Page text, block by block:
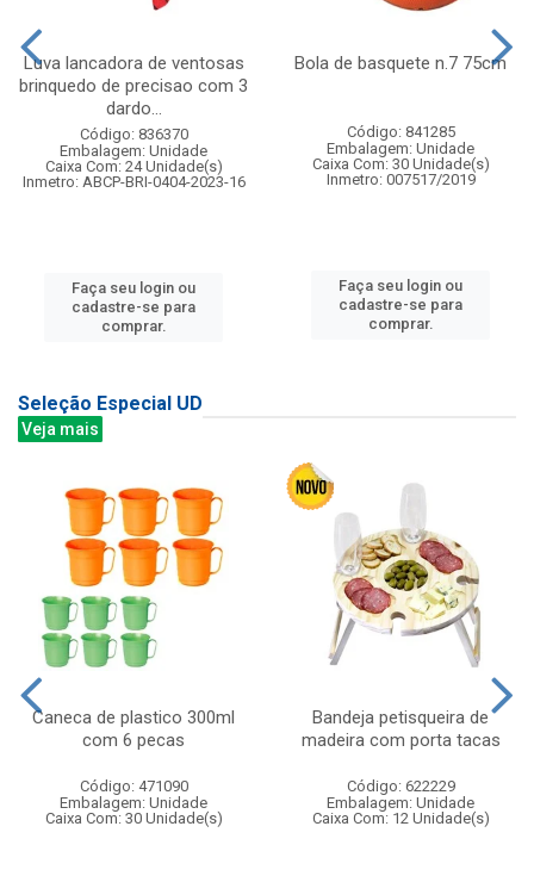
Luva lancadora de ventosas
brinquedo de precisao com 3
dardo...
Código: 836370
Embalagem: Unidade
Caixa Com: 24 Unidade(s)
Inmetro: ABCP-BRI-0404-2023-16
Faça seu login ou
cadastre-se para
comprar.
Bola de basquete n.7 75cm
Código: 841285
Embalagem: Unidade
Caixa Com: 30 Unidade(s)
Inmetro: 007517/2019
Faça seu login ou
cadastre-se para
comprar.
Seleção Especial UD
Veja mais
Caneca de plastico 300ml
com 6 pecas
Código: 471090
Embalagem: Unidade
Caixa Com: 30 Unidade(s)
Bandeja petisqueira de
madeira com porta tacas
Código: 622229
Embalagem: Unidade
Caixa Com: 12 Unidade(s)